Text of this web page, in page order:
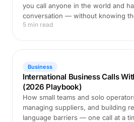
you call anyone in the world and
conversation — without knowing
5 min read
Business
International Business Calls
(2026 Playbook)
How small teams and solo
managing suppliers, and building
language barriers — one call at a